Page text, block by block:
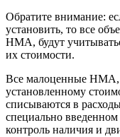
Обратите внимание:
установить, то все
НМА, будут
их стоимости.
Все малоценные НМА,
установленному
списываются в
специально введенном
контроль наличия и